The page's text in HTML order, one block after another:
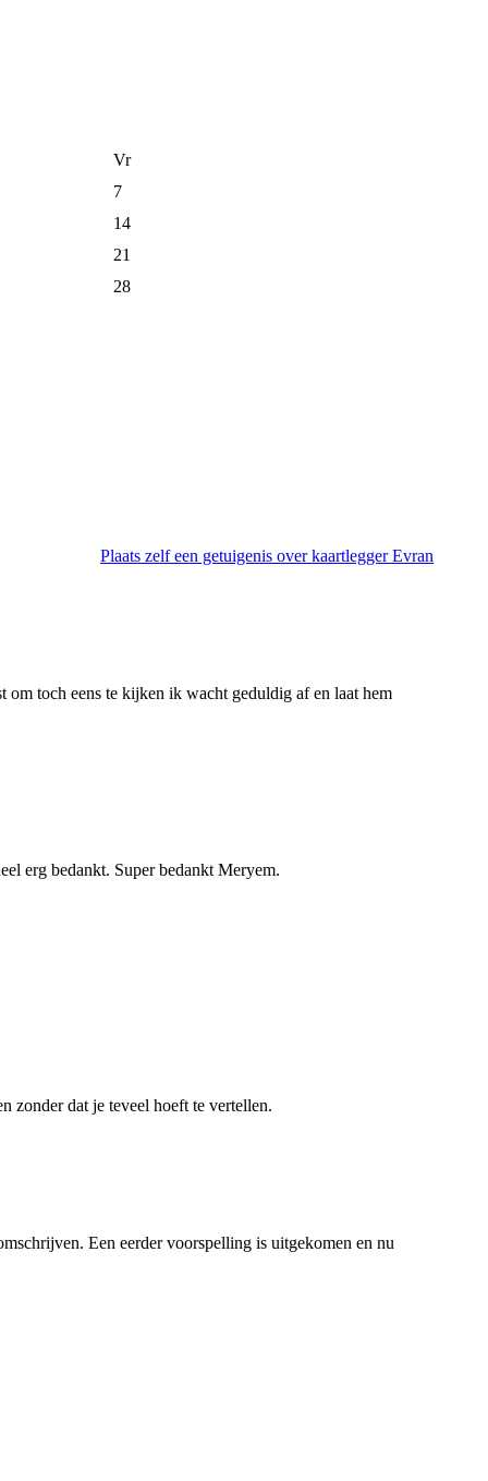
Vr
7
14
21
28
Plaats zelf een getuigenis over kaartlegger Evran
toch eens te kijken ik wacht geduldig af en laat hem
erg bedankt. Super bedankt Meryem.
zonder dat je teveel hoeft te vertellen.
Een eerder voorspelling is uitgekomen en nu